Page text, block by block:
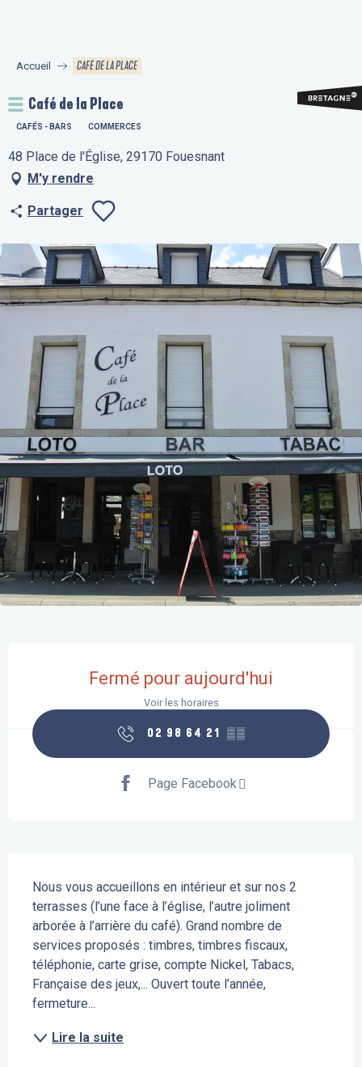
principal
Accueil CAFÉ DE LA PLACE
Café de la Place
CAFÉS - BARS COMMERCES
48 Place de l'Église, 29170 Fouesnant
M'y rendre
Partager
Ajouter aux
Fermé pour aujourd'hui
Voir les horaires
02 98 64 21 ▒▒
Page Facebook
Nous vous accueillons en intérieur et sur nos 2
terrasses (l’une face à l’église, l’autre joliment
arborée à l’arrière du café). Grand nombre de
services proposés : timbres, timbres fiscaux,
téléphonie, carte grise, compte Nickel, Tabacs,
Française des jeux,... Ouvert toute l’année,
fermeture...
Lire la suite